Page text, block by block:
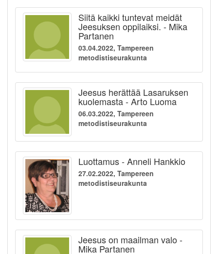
Siitä kaikki tuntevat meidät
Jeesuksen oppilaiksi. - Mika
Partanen
03.04.2022, Tampereen
metodistiseurakunta
Jeesus herättää Lasaruksen
kuolemasta - Arto Luoma
06.03.2022, Tampereen
metodistiseurakunta
Luottamus - Anneli Hankkio
27.02.2022, Tampereen
metodistiseurakunta
Jeesus on maailman valo -
Mika Partanen